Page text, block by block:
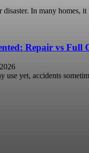
disaster. In many
Repair vs Full
use yet, accidents